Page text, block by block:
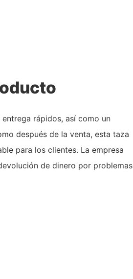
rápidos, así como un
después de la venta, esta taza
para los clientes. La empresa
de dinero por problemas